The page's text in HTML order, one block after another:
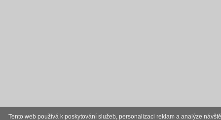
Tento web používá k poskytování služeb, personalizaci reklam a analýze